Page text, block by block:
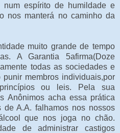
espírito de humildade e
nos manterá no caminho da
muito grande de tempo
A Garantia 5afirma(Doze
todas as sociedades e
membros individuais,por
ou leis. Pela sua
Anônimos acha essa prática
de A.A. falhamos nos nossos
que nos joga no chão.
de administrar castigos